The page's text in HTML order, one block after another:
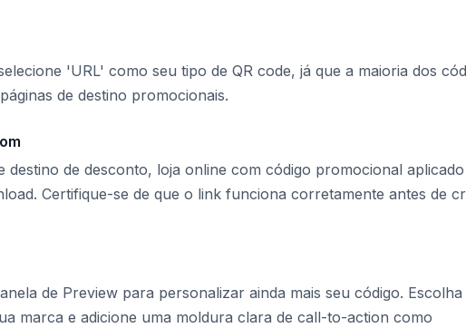
'URL' como seu tipo de QR code, já que a maioria dos
de destino promocionais.
destino de desconto, loja online com código promocional
Certifique-se de que o link funciona corretamente antes de
de Preview para personalizar ainda mais seu código. Escolha
marca e adicione uma moldura clara de call-to-action como